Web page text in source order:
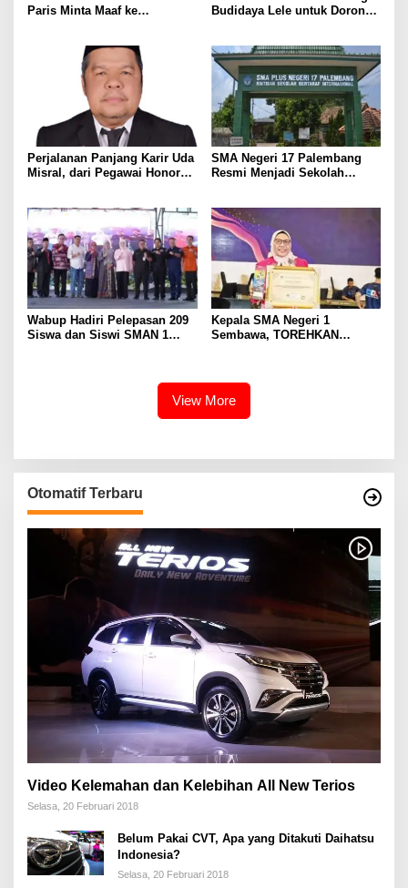
Paris Minta Maaf ke
Budidaya Lele untuk Dorong
Perjalanan Panjang Karir Uda
Misral, dari Pegawai Honorer
Eselon III
SMA Negeri 17 Palembang
Resmi Menjadi Sekolah
Wabup Hadiri Pelepasan 209
Siswa dan Siswi SMAN 1
Kepala SMA Negeri 1
Sembawa, TOREHKAN
View More
Otomatif Terbaru
Video Kelemahan dan Kelebihan All New Terios
Selasa, 20 Februari 2018
Belum Pakai CVT, Apa yang Ditakuti Daihatsu
Indonesia?
Selasa, 20 Februari 2018